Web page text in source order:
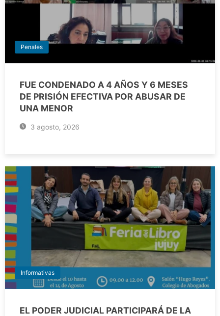
Penales
FUE CONDENADO A 4 AÑOS Y 6 MESES
DE PRISIÓN EFECTIVA POR ABUSAR DE
UNA MENOR
3 agosto, 2026
Informativas
EL PODER JUDICIAL PARTICIPARÁ DE LA